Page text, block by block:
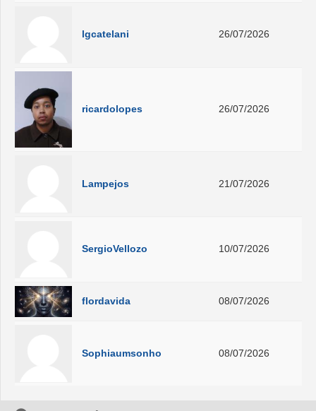
lgcatelani 26/07/2026
ricardolopes 26/07/2026
Lampejos 21/07/2026
SergioVellozo 10/07/2026
flordavida 08/07/2026
Sophiaumsonho 08/07/2026